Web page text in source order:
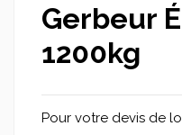
Gerbeur
1200kg
Pour votre devis de